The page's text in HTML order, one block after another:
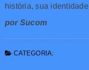
história, sua
por Sucom
CATEGORIA: